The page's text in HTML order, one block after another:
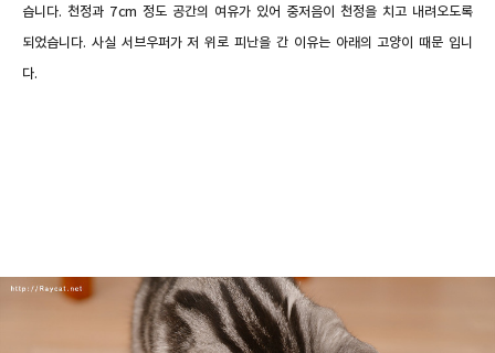
습니다. 천정과 7cm 정도 공간의 여유가 있어 중저음이 천정을 치고 내려오도록
되었습니다. 사실 서브우퍼가 저 위로 피난을 간 이유는 아래의 고양이 때문 입니
다.